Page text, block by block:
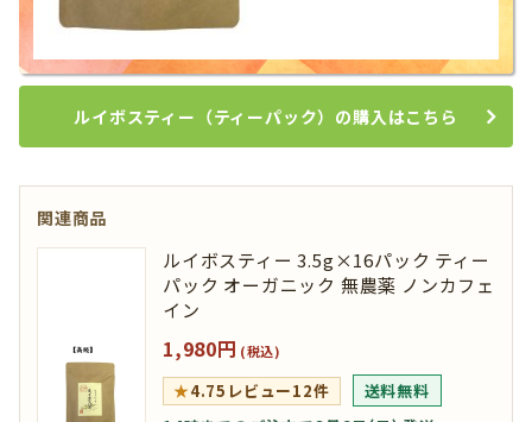
ルイボスティー（ティーパック）の購入はこちら
関連商品
ルイボスティー 3.5g×16パック ティー
パック オーガニック 無農薬 ノンカフェ
イン
1,980円 (税込)
★4.75 レビュー12件
送料無料